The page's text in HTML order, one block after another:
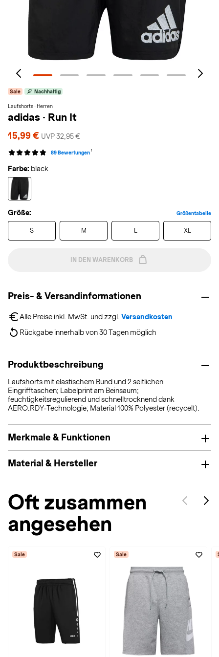
Sale Nachhaltig
Laufshorts · Herren
adidas · Run It
15,99 € UVP 32,95 €
89 Bewertungen 1
Farbe: black
Größe: Größentabelle
S M L XL
IN DEN WARENKORB
Preis- & Versandinformationen
Alle Preise inkl. MwSt. und zzgl. Versandkosten
Rückgabe innerhalb von 30 Tagen möglich
Produktbeschreibung
Laufshorts mit elastischem Bund und 2 seitlichen
Eingrifftaschen; Labelprint am Beinsaum;
feuchtigkeitsregulierend und schnelltrocknend dank
AERO.RDY-Technologie; Material 100% Polyester (recycelt).
Merkmale & Funktionen
Material & Hersteller
Oft zusammen
angesehen
Sale Sale